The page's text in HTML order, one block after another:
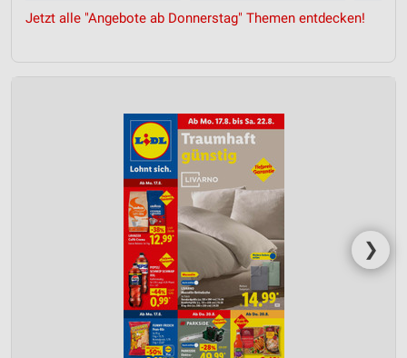
Jetzt alle "Angebote ab Donnerstag" Themen entdecken!
❯